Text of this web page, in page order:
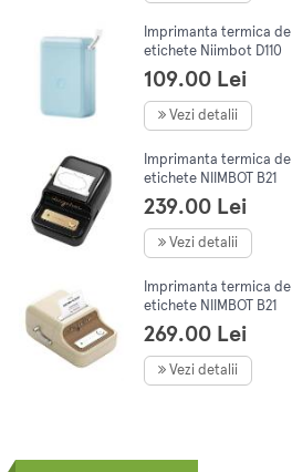
Imprimanta termica de
etichete Niimbot D110
Portable Label Printer
Albastra
109.00 Lei
Vezi detalii
Imprimanta termica de
etichete NIIMBOT B21
portabila pentru
imbracaminte, adresa,
afaceri, Negru
239.00 Lei
Vezi detalii
Imprimanta termica de
etichete NIIMBOT B21
portabila pentru
imbracaminte, adresa,
afaceri, iOS, Crem
269.00 Lei
Vezi detalii